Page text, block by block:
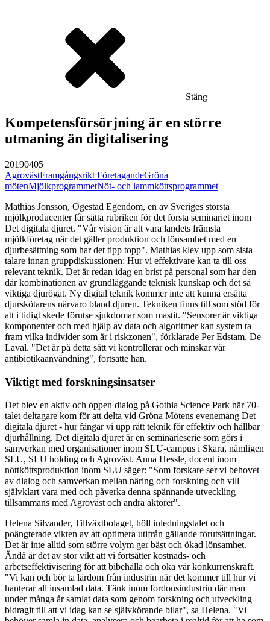
Stäng
Kompetensförsörjning är en större
utmaning än digitalisering
20190405
AgrovästFramgångsrikt FöretagandeGröna
mötenMjölkprogrammetNöt- och lammköttsprogrammet
Mathias Jonsson, Ogestad Egendom, en av Sveriges största
mjölkproducenter får sätta rubriken för det första seminariet inom
Det digitala djuret. "Vår vision är att vara landets främsta
mjölkföretag när det gäller produktion och lönsamhet med en
djurbesättning som har det tipp topp". Mathias klev upp som sista
talare innan gruppdiskussionen: Hur vi effektivare kan ta till oss
relevant teknik. Det är redan idag en brist på personal som har den
där kombinationen av grundläggande teknisk kunskap och det så
viktiga djurögat. Ny digital teknik kommer inte att kunna ersätta
djurskötarens närvaro bland djuren. Tekniken finns till som stöd för
att i tidigt skede förutse sjukdomar som mastit. "Sensorer är viktiga
komponenter och med hjälp av data och algoritmer kan system ta
fram vilka individer som är i riskzonen", förklarade Per Edstam, De
Laval. "Det är på detta sätt vi kontrollerar och minskar vår
antibiotikaanvändning", fortsatte han.
Viktigt med forskningsinsatser
Det blev en aktiv och öppen dialog på Gothia Science Park när 70-
talet deltagare kom för att delta vid Gröna Mötens evenemang Det
digitala djuret - hur fångar vi upp rätt teknik för effektiv och hållbar
djurhållning. Det digitala djuret är en seminarieserie som görs i
samverkan med organisationer inom SLU-campus i Skara, nämligen
SLU, SLU holding och Agroväst. Anna Hessle, docent inom
nöttköttsproduktion inom SLU säger: "Som forskare ser vi behovet
av dialog och samverkan mellan näring och forskning och vill
självklart vara med och påverka denna spännande utveckling
tillsammans med Agroväst och andra aktörer".
Helena Silvander, Tillväxtbolaget, höll inledningstalet och
poängterade vikten av att optimera utifrån gällande förutsättningar.
Det är inte alltid som större volym ger bäst och ökad lönsamhet.
Ändå är det av stor vikt att vi fortsätter kostnads- och
arbetseffektivisering för att bibehålla och öka vår konkurrenskraft.
"Vi kan och bör ta lärdom från industrin när det kommer till hur vi
hanterar all insamlad data. Tänk inom fordonsindustrin där man
under många år samlat data som genom forskning och utveckling
bidragit till att vi idag kan se självkörande bilar", sa Helena. "Vi